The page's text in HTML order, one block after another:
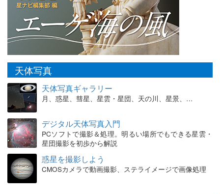
天体写真
天体写真ギャラリー
月、惑星、彗星、星雲・星団、天の川、星景、…
デジタル天体写真入門
PCソフトで撮影＆処理。明るい場所でもできる星雲・
星団撮影を初歩から解説
惑星を撮影しよう
CMOSカメラで動画撮影、ステライメージで画像処理